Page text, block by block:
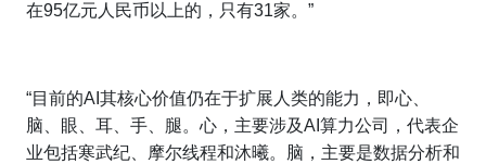
在95亿元人民币以上的，只有31家。”
“目前的AI其核心价值仍在于扩展人类的能力，即心、
脑、眼、耳、手、腿。心，主要涉及AI算力公司，代表企
业包括寒武纪、摩尔线程和沐曦。脑，主要是数据分析和